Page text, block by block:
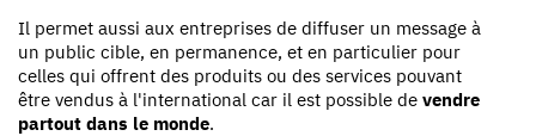
Il permet aussi aux entreprises de diffuser un message à
un public cible, en permanence, et en particulier pour
celles qui offrent des produits ou des services pouvant
être vendus à l'international car il est possible de vendre
partout dans le monde.